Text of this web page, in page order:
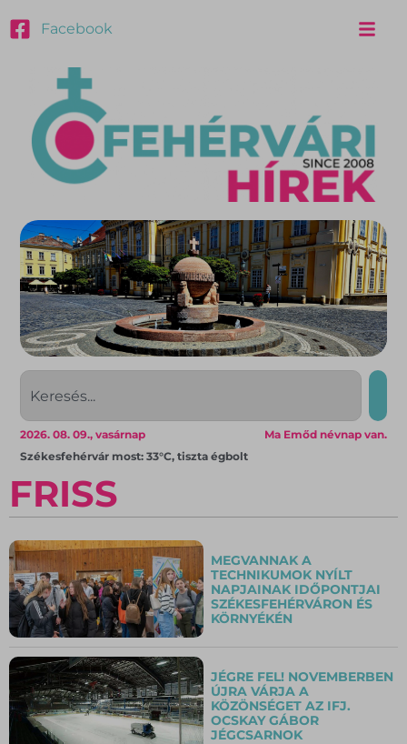
Facebook
Ma Emőd névnap van.
2026. 08. 09., vasárnap
Székesfehérvár most: 33°C, tiszta égbolt
FRISS
MEGVANNAK A
TECHNIKUMOK NYÍLT
NAPJAINAK IDŐPONTJAI
SZÉKESFEHÉRVÁRON ÉS
KÖRNYÉKÉN
JÉGRE FEL! NOVEMBERBEN
ÚJRA VÁRJA A
KÖZÖNSÉGET AZ IFJ.
OCSKAY GÁBOR
JÉGCSARNOK